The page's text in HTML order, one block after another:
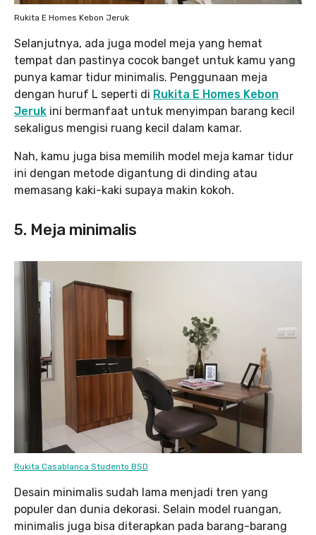
Rukita E Homes Kebon Jeruk
Selanjutnya, ada juga model meja yang hemat
tempat dan pastinya cocok banget untuk kamu yang
punya kamar tidur minimalis. Penggunaan meja
dengan huruf L seperti di Rukita E Homes Kebon
Jeruk ini bermanfaat untuk menyimpan barang kecil
sekaligus mengisi ruang kecil dalam kamar.
Nah, kamu juga bisa memilih model meja kamar tidur
ini dengan metode digantung di dinding atau
memasang kaki-kaki supaya makin kokoh.
5. Meja minimalis
Rukita Casablanca Studento BSD
Desain minimalis sudah lama menjadi tren yang
populer dan dunia dekorasi. Selain model ruangan,
minimalis juga bisa diterapkan pada barang-barang